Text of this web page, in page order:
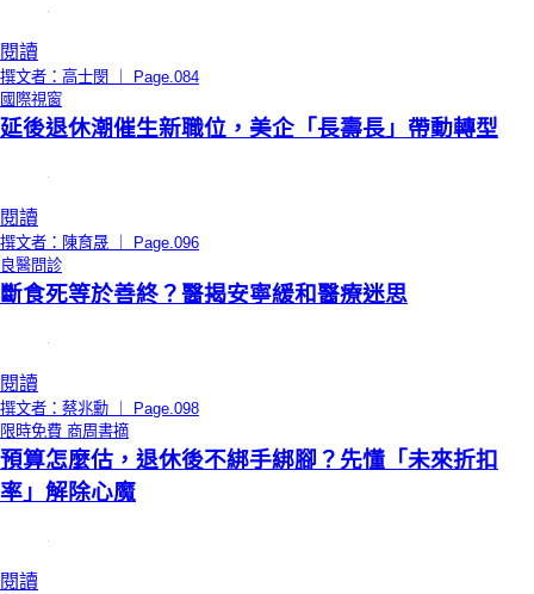
閱讀
撰文者：高士閔 ｜ Page.084
國際視窗
延後退休潮催生新職位，美企「長壽長」帶動轉型
閱讀
撰文者：陳育晟 ｜ Page.096
良醫問診
斷食死等於善終？醫揭安寧緩和醫療迷思
閱讀
撰文者：蔡兆勳 ｜ Page.098
限時免費 商周書摘
預算怎麼估，退休後不綁手綁腳？先懂「未來折扣
率」解除心魔
閱讀